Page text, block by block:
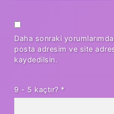
Daha sonraki
posta adresim ve site
kaydedilsin.
9 - 5 kaçtır? *